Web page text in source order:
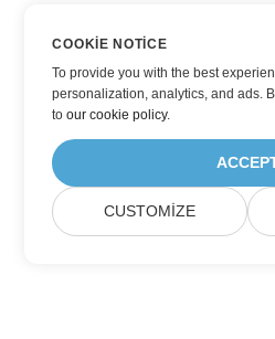
COOKIE NOTICE
To provide you with the best
personalization, analytics, and ads.
toour cookie policy.
CUSTOMIZE